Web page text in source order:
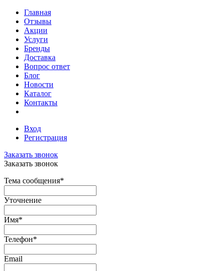
Главная
Отзывы
Акции
Услуги
Бренды
Доставка
Вопрос ответ
Блог
Новости
Каталог
Контакты
Вход
Регистрация
Заказать звонок
Заказать звонок
Тема сообщения*
Уточнение
Имя*
Телефон*
Email